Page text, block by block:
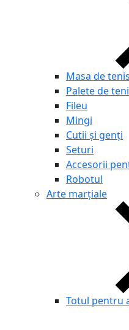
Masa de tenis
Palete de
Fileu
Mingi
Cutii și genți
Seturi
Accesorii
Robotul
Arte marțiale
Totul pentru